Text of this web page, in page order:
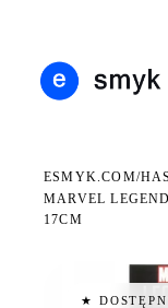
ESMYK.COM/
MARVEL
17CM
★